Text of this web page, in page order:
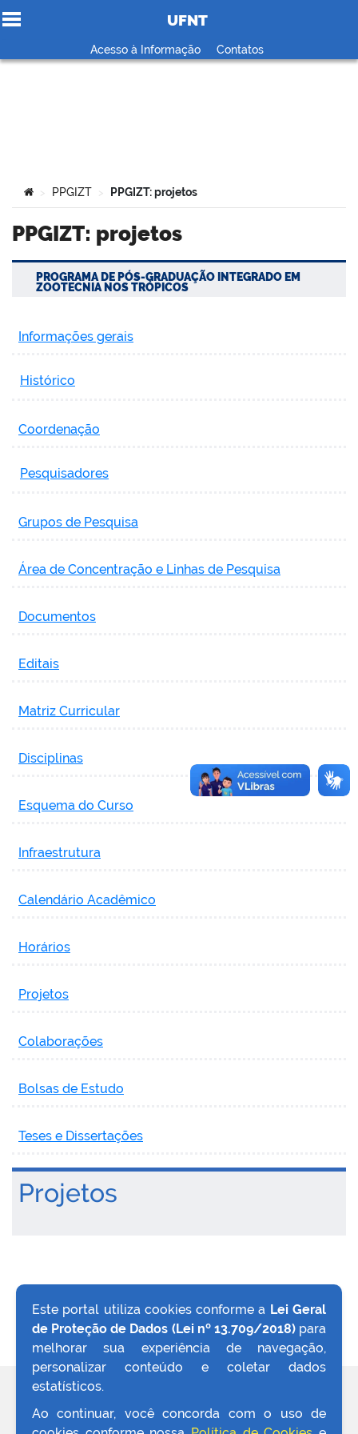
Ir para o conteúdo
UFNT
Acesso à Informação Contatos
Você está aqui:
> PPGIZT > PPGIZT: projetos
PPGIZT: projetos
PROGRAMA DE PÓS-GRADUAÇÃO INTEGRADO EM
ZOOTECNIA NOS TRÓPICOS
Informações gerais
Histórico
Coordenação
Pesquisadores
Grupos de Pesquisa
Área de Concentração e Linhas de Pesquisa
Documentos
Editais
Matriz Curricular
Disciplinas
Esquema do Curso
Infraestrutura
Calendário Acadêmico
Horários
Projetos
Colaborações
Bolsas de Estudo
Teses e Dissertações
Projetos
VOLTAR AO TOPO
Este portal utiliza cookies conforme a Lei Geral
de Proteção de Dados (Lei nº 13.709/2018)para
melhorar sua experiência de navegação,
personalizar conteúdo e coletar dados
estatísticos.
Ao continuar, você concorda com o uso de